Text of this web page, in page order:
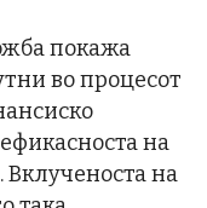
покажа
во процесот
на
Вклученоста на